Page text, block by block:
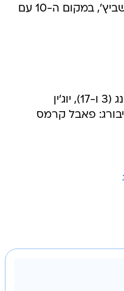
בחלון ההעברות בוודאד איבישביץ', במקום ה-10 עם
כבשו למיינץ: אריק צ'ופו מוטינג (3 ו-17), יוג'ין
כבש לפרייבורג: פאבל קרמס